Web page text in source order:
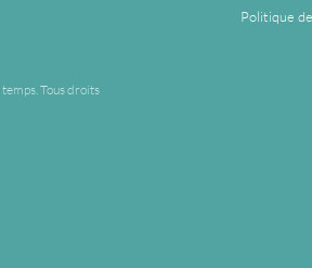
Tous droits
Politique